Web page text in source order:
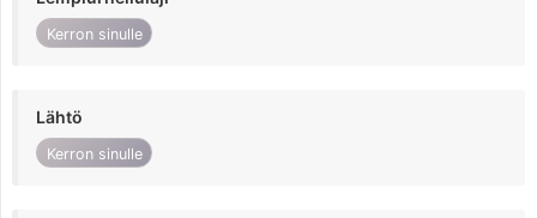
Kerron sinulle
Lähtö
Kerron sinulle